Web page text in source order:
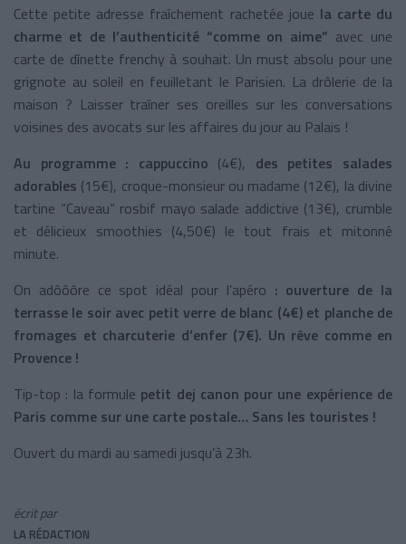
Cette petite adresse fraîchement rachetée joue la carte du
charme et de l’authenticité “comme on aime” avec une
carte de dînette frenchy à souhait. Un must absolu pour une
grignote au soleil en feuilletant le Parisien. La drôlerie de la
maison ? Laisser traîner ses oreilles sur les conversations
voisines des avocats sur les affaires du jour au Palais !
Au programme : cappuccino (4€), des petites salades
adorables (15€), croque-monsieur ou madame (12€), la divine
tartine “Caveau” rosbif mayo salade addictive (13€), crumble
et délicieux smoothies (4,50€) le tout frais et mitonné
minute.
On adôôôre ce spot idéal pour l’apéro : ouverture de la
terrasse le soir avec petit verre de blanc (4€) et planche de
fromages et charcuterie d’enfer (7€). Un rêve comme en
Provence !
Tip-top : la formule petit dej canon pour une expérience de
Paris comme sur une carte postale… Sans les touristes !
Ouvert du mardi au samedi jusqu’à 23h.
écrit par
LA RÉDACTION